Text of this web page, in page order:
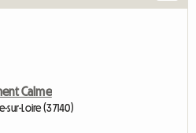
Calme
Loire (37140)